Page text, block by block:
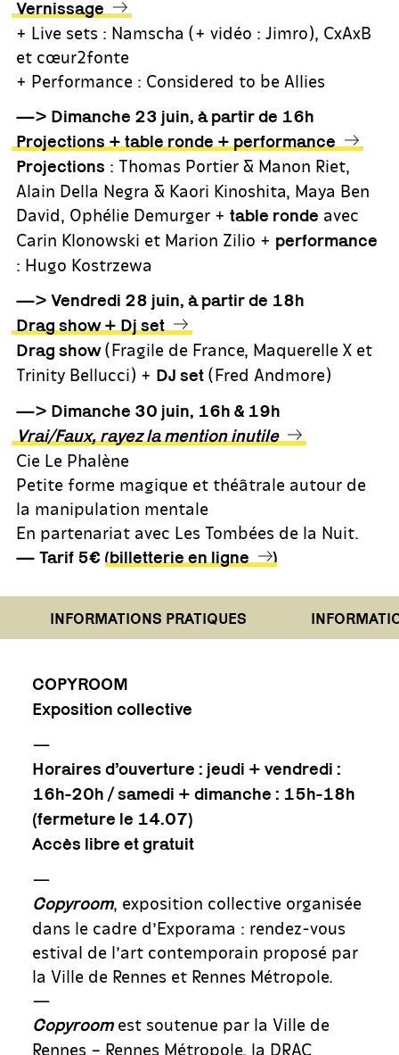
Vernissage
+ Live sets : Namscha (+ vidéo : Jimro), CxAxB
et cœur2fonte
+ Performance : Considered to be Allies
—> Dimanche 23 juin, à partir de 16h
Projections + table ronde + performance
Projections : Thomas Portier & Manon Riet,
Alain Della Negra & Kaori Kinoshita, Maya Ben
David, Ophélie Demurger + table ronde avec
Carin Klonowski et Marion Zilio + performance
: Hugo Kostrzewa
—> Vendredi 28 juin, à partir de 18h
Drag show + Dj set
Drag show(Fragile de France, Maquerelle X et
Trinity Bellucci) + DJ set (Fred Andmore)
—> Dimanche 30 juin, 16h & 19h
Vrai/Faux, rayez la mention inutile
Cie Le Phalène
Petite forme magique et théâtrale autour de
la manipulation mentale
En partenariat avec Les Tombées de la Nuit.
— Tarif 5€ (billetterie en ligne )
INFORMATIONS PRATIQUES
COPYROOM
Exposition collective
—
Horaires d’ouverture : jeudi + vendredi :
16h-20h / samedi + dimanche : 15h-18h
(fermeture le 14.07)
Accès libre et gratuit
—
Copyroom, exposition collective organisée
dans le cadre d’Exporama : rendez-vous
estival de l’art contemporain proposé par
la Ville de Rennes et Rennes Métropole.
—
Copyroomest soutenue par la Ville de
Rennes – Rennes Métropole, la DRAC